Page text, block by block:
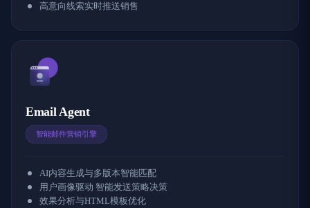
高意向线索实时推送销售
Email Agent
智能邮件营销引擎
AI内容生成与多版本智能匹配
用户画像驱动 智能发送策略决策
效果分析与HTML模板优化